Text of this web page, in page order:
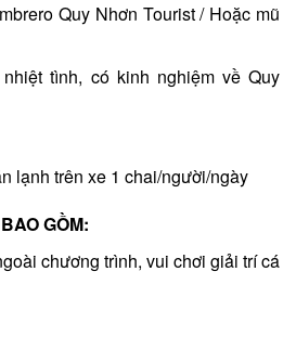
Quy Nhơn Tourist / Hoặc mũ
tình, có kinh nghiệm về Quy
lạnh trên xe 1 chai/người/ngày
GỒM:
chương trình, vui chơi giải trí cá